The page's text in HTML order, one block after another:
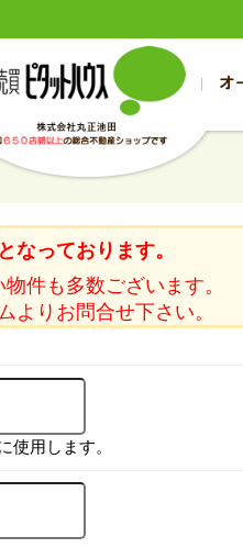
広の1000万～2000万円
広の2000万～3000万円
広の3000万～4000万円
広の4000万以上
帯
川の1000万～2000万円
川の2000万～3000万円
川の3000万～4000万円
川の4000万以上
旭
オ
ログ お客様の声
合せ 入居者様ページ
なっております。
件も多数ございます。
よりお問合せ下さい。
使用します。